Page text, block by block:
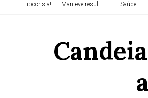
Hipocrisia! Manteve resultado! Saúde